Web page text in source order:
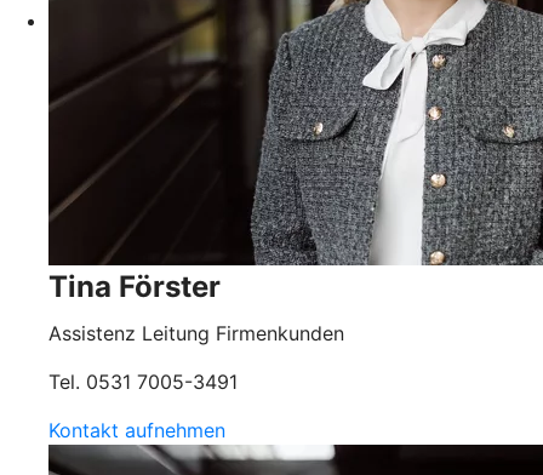
Tina Förster
Assistenz Leitung Firmenkunden
Tel. 0531 7005-3491
Kontakt aufnehmen